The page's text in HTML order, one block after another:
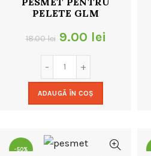
PELETE GLM
18.00lei Prețul
inițial
a
fost:
9.00 lei
ADAUGĂ ÎN COȘ
-50%